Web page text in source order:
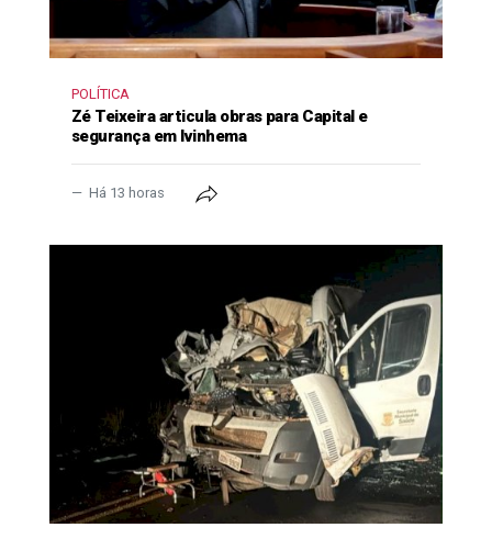
POLÍTICA
Zé Teixeira articula obras para Capital e
segurança em Ivinhema
Há 13 horas